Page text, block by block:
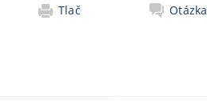
Tlač
Otázka